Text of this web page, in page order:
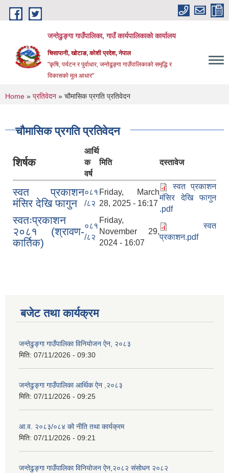
Skip to main content
जन्तेढुङ्गा गाउँपालिका, गाउँ कार्यपालिकाको कार्यालय
चिसापानी, खोटाङ, कोशी प्रदेश, नेपाल
"कृषि, पर्यटन र पुर्वाधार, जन्तेढुङ्गा गाउँपालिकाको समृद्धि र
विकासको मुल आधार"
You are here
Home » प्रतिवेदन » चौमासिक प्रगति प्रतिवेदन
चौमासिक प्रगति प्रतिवेदन
शिर्षक
आर्थि
क
वर्ष
मिति दस्तावेज
स्वत प्रकाशन
मंसिर देखि फागुन
०८१
/८२
Friday, March
28, 2025 - 16:17
स्वत प्रकाशन
मंसिर देखि फागुन
.pdf
स्वतःप्रकाशन
२०८१ (श्रावण-
कार्तिक)
०८१
/८२
Friday,
November 29,
2024 - 16:07
स्वत
प्रकाशन.pdf
बजेट तथा कार्यक्रम
जन्तेढुङ्गा गाउँपालिका विनियोजन ऐन, २०८३
मिति: 07/11/2026 - 09:30
जन्तेढुङ्गा गाउँपालिका आर्थिक ऐन ,२०८३
मिति: 07/11/2026 - 09:25
आ.व. २०८३/०८४ को नीति तथा कार्यक्रम
मिति: 07/11/2026 - 09:21
जन्तेढुङ्गा गाउँपालिका विनियोजन ऐन,२०८२ संसोधन २०८२